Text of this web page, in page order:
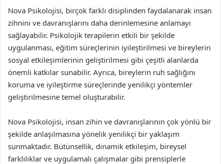
Nova Psikolojisi, birçok farklı disiplinden faydalanarak insan
zihnini ve davranışlarını daha derinlemesine anlamayı
sağlayabilir. Psikolojik terapilerin etkili bir şekilde
uygulanması, eğitim süreçlerinin iyileştirilmesi ve bireylerin
sosyal etkileşimlerinin geliştirilmesi gibi çeşitli alanlarda
önemli katkılar sunabilir. Ayrıca, bireylerin ruh sağlığını
koruma ve iyileştirme süreçlerinde yenilikçi yöntemler
geliştirilmesine temel oluşturabilir.
Nova Psikolojisi, insan zihin ve davranışlarının çok yönlü bir
şekilde anlaşılmasına yönelik yenilikçi bir yaklaşım
sunmaktadır. Bütünsellik, dinamik etkileşim, bireysel
farklılıklar ve uygulamalı çalışmalar gibi prensiplerle